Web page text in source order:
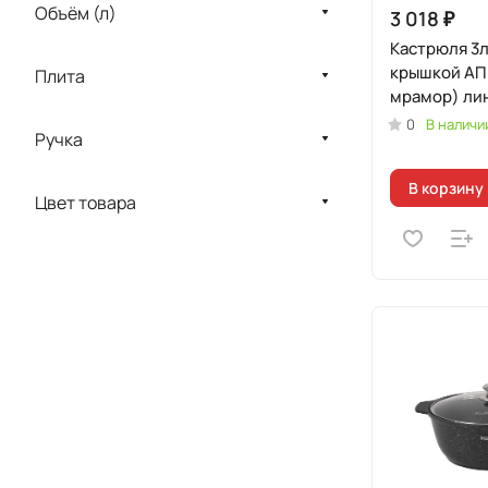
3 018 ₽
Кастрюля
крышкой
мрамор)
"Мраморная
0 В
В корзину
Объём (л)
Плита
Ручка
Цвет товара